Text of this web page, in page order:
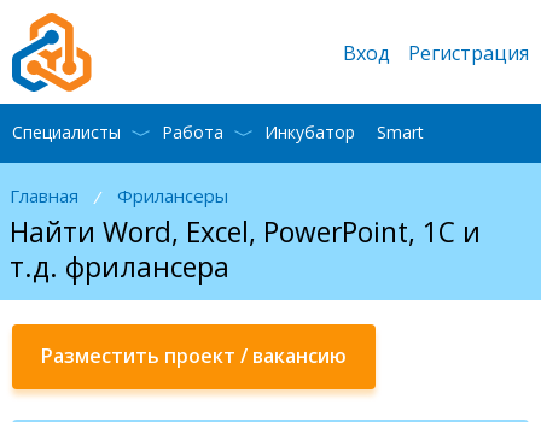
Главная / Фрилансеры
Найти Word, Excel, PowerPoint, 1С и
т.д. фрилансера
Разместить проект / вакансию
Вход Регистрация
Специалисты Работа Инкубатор Smart